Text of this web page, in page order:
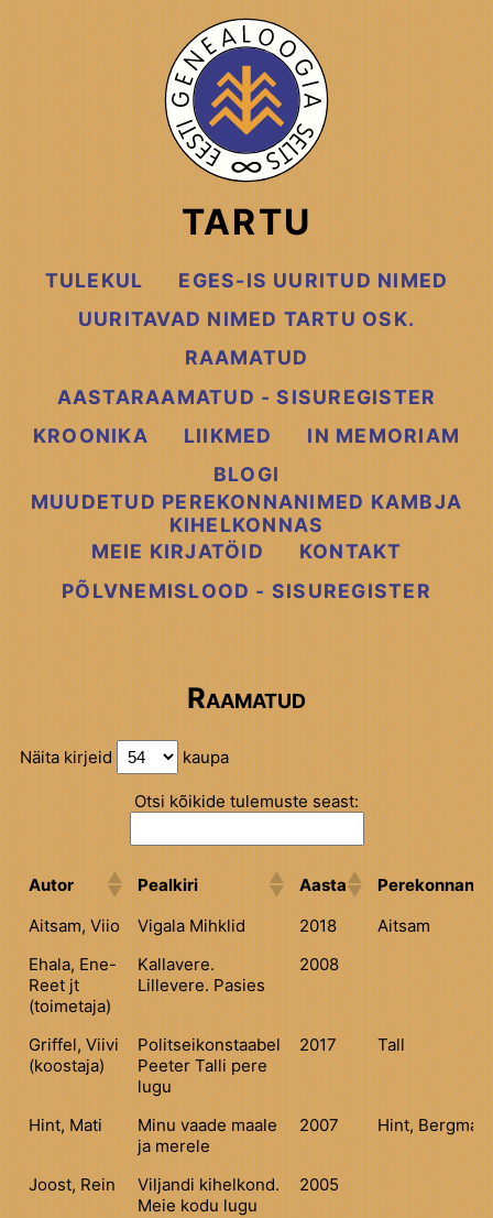
TARTU
TULEKUL
EGES-IS UURITUD NIMED
UURITAVAD NIMED TARTU OSK.
RAAMATUD
AASTARAAMATUD - SISUREGISTER
KROONIKA
LIIKMED
IN MEMORIAM
BLOGI
MUUDETUD PEREKONNANIMED KAMBJA
KIHELKONNAS
MEIE KIRJATÖID
KONTAKT
PÕLVNEMISLOOD - SISUREGISTER
Raamatud
Näita kirjeid kaupa
Otsi kõikide tulemuste seast:
Autor Pealkiri Aasta
Aitsam, Viio
Vigala Mihklid 2018
Aitsam
Ehala, Ene-
Reet jt
(toimetaja)
Kallavere.
Lillevere. Pasies
2008
Griffel, Viivi
(koostaja)
Politseikonstaabel
Peeter Talli pere
lugu
2017 Tall
Hint, Mati
Minu vaade maale
ja merele
2007 Hint,
Joost, Rein
Viljandi kihelkond.
Meie kodu lugu
2005